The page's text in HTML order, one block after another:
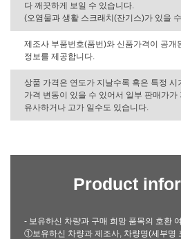
다 깨끗하게 보일 수 있습니다.
(오염물과 생활 스크래치(잔기스)가 있을
제조사 부품번호(품번)와 신품가격이 공개
정보를 제공합니다.
상품 가격은 연도가 지날수록 혹은 특정
가격 변동이 있을 수 있어서 일부 판매가
유사하거나 고가 일수도 있습니다.
Product
- 보유하신 차량과 구매 희망 품목의 호환
①보유하신 차량과 제조사, 차량명(세부명